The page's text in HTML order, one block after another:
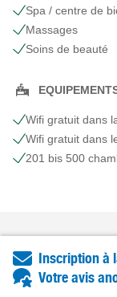
Spa / centre de
Massages
Soins de beauté
Wifi gratuit dans
Wifi gratuit dans
201 bis 500
Inscription à
Votre avis